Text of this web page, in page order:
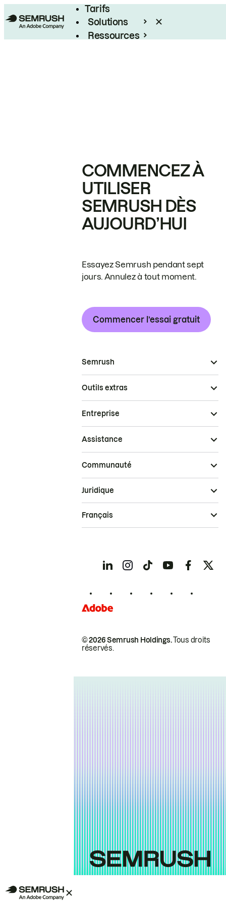
Tarifs
Solutions
Ressources
COMMENCEZ À
UTILISER
SEMRUSH DÈS
AUJOURD’HUI
Essayez Semrush pendant sept
jours. Annulez à tout moment.
Commencer l’essai gratuit
Semrush
Outils extras
Entreprise
Assistance
Communauté
© 2026 Semrush Holdings.Tous droits
réservés.
Juridique
Français